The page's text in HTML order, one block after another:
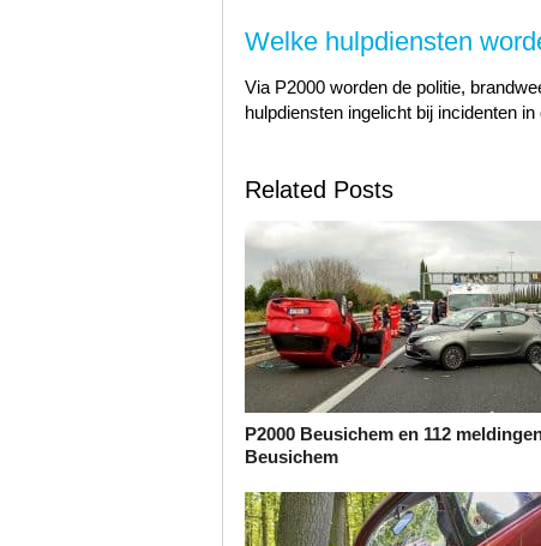
Welke hulpdiensten
Via P2000 worden de politie,
hulpdiensten ingelicht bij incidenten in
Related Posts
P2000 Beusichem en 112
Beusichem